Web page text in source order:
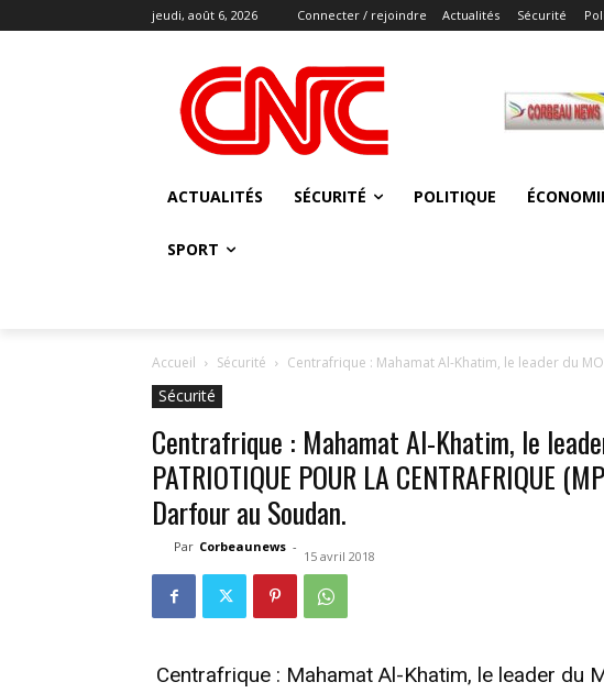
jeudi, août 6, 2026 Connecter / rejoindre Actualités Sécurité
ACTUALITÉS SÉCURITÉ POLITIQUE
SPORT
Accueil Sécurité Centrafrique : Mahamat Al-Khatim, le leader du
Sécurité
Centrafrique : Mahamat Al-Khatim, le
PATRIOTIQUE POUR LA CENTRAFRIQUE
Darfour au Soudan.
Par Corbeaunews -
15 avril 2018
Centrafrique : Mahamat Al-Khatim, le leader du